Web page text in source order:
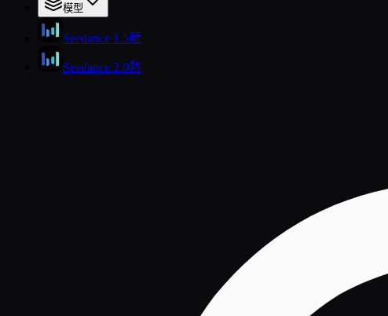
模型
Seedance 1.5薦
Seedance 2.0熱